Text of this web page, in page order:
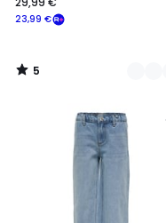
23,99 €
5
/